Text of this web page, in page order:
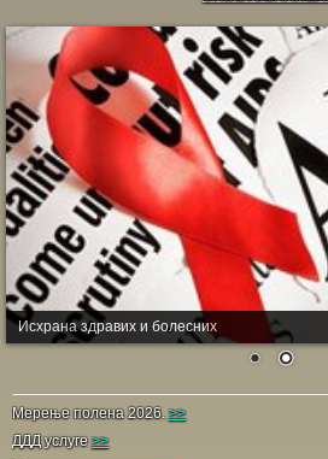
Исхрана здравих и болесних
Мерење полена 2026.>>
ДДД услуге>>